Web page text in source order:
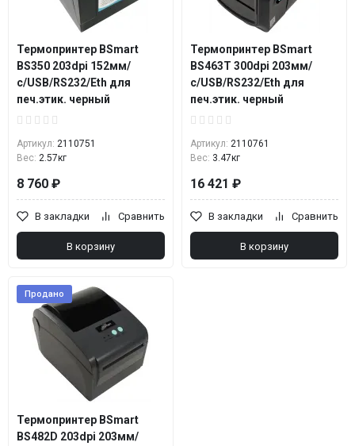
Термопринтер BSmart
BS350 203dpi 152мм/
с/USB/RS232/Eth для
печ.этик. черный
Артикул: 2110751
Вес: 2.57кг
8 760 ₽
В закладки Сравнить
В корзину
Термопринтер BSmart
BS463T 300dpi 203мм/
с/USB/RS232/Eth для
печ.этик. черный
Артикул: 2110761
Вес: 3.47кг
16 421 ₽
В закладки Сравнить
В корзину
Продано
Термопринтер BSmart
BS482D 203dpi 203мм/